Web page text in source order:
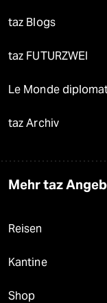
taz Blogs
taz FUTURZWEI
Le Monde
taz Archiv
Mehr taz
Reisen
Kantine
Shop